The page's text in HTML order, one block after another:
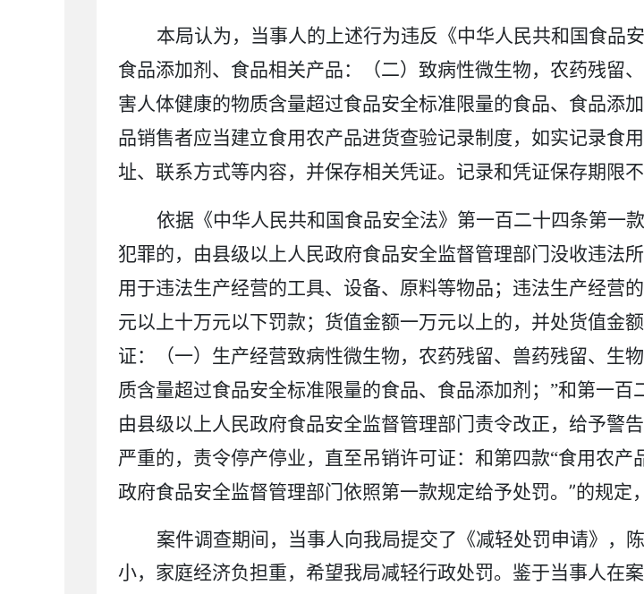
本局认为，当事人的上述行为违反 《中华人民共和国食品
食品添加剂、食品相关产品：（二）致病性微生物，农药残留
害人体健康的物质含量超过食品安全标准限量的食品、食品添加
品销售者应当建立食用农产品进货查验记录制度，如实记录食
址、联系方式等内容，并保存相关凭证。记录和凭证保存期限
依据 《中华人民共和国食品安全法》第一百二十四条第一
犯罪的，由县级以上人民政府食品安全监督管理部门没收违法
用于违法生产经营的工具、设备、原料等物品；违法生产经营
元以上十万元以下罚款；货值金额一万元以上的，并处货值金
证：（一）生产经营致病性微生物，农药残留、兽药残留、生
质含量超过食品安全标准限量的食品、食品添加剂； ”和第一百
由县级以上人民政府食品安全监督管理部门责令改正，给予警
严重的，责令停产停业，直至吊销许可证： 和第四款“食用农产
政府食品安全监督管理部门依照第一款规定给予处罚。 ”的规定，
案件调查期间，当事人向我局提交了《减轻处罚申请》，
小，家庭经济负担重，希望我局减轻行政处罚。鉴于当事人在